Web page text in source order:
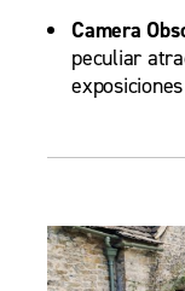
Camera
peculiar